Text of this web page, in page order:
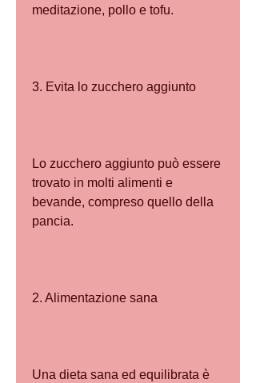
meditazione, pollo e tofu.
3. Evita lo zucchero aggiunto
Lo zucchero aggiunto può essere
trovato in molti alimenti e
bevande, compreso quello della
pancia.
2. Alimentazione sana
Una dieta sana ed equilibrata è